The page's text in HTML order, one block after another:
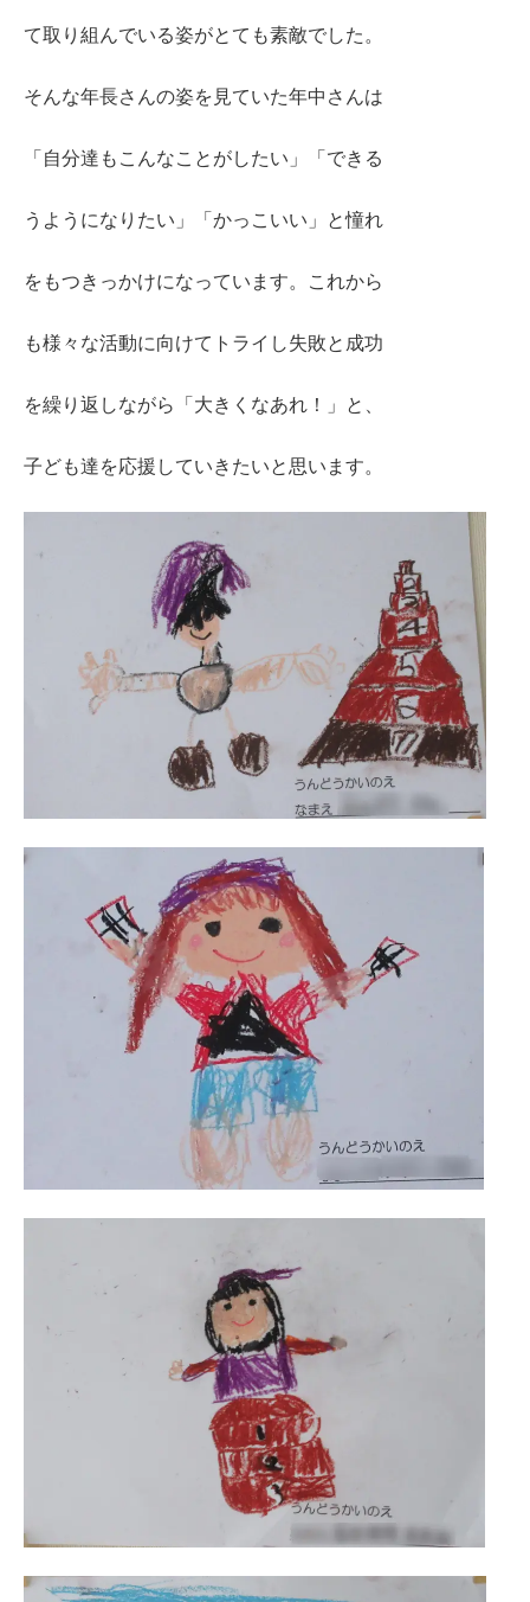
て取り組んでいる姿がとても素敵でした。
そんな年長さんの姿を見ていた年中さんは
「自分達もこんなことがしたい」「できる
うようになりたい」「かっこいい」と憧れ
をもつきっかけになっています。これから
も様々な活動に向けてトライし失敗と成功
を繰り返しながら「大きくなあれ！」と、
子ども達を応援していきたいと思います。